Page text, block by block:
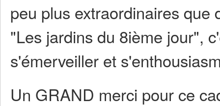
peu plus extraordinaires que
"Les jardins du 8ième jour",
s'émerveiller et
Un GRAND merci pour ce